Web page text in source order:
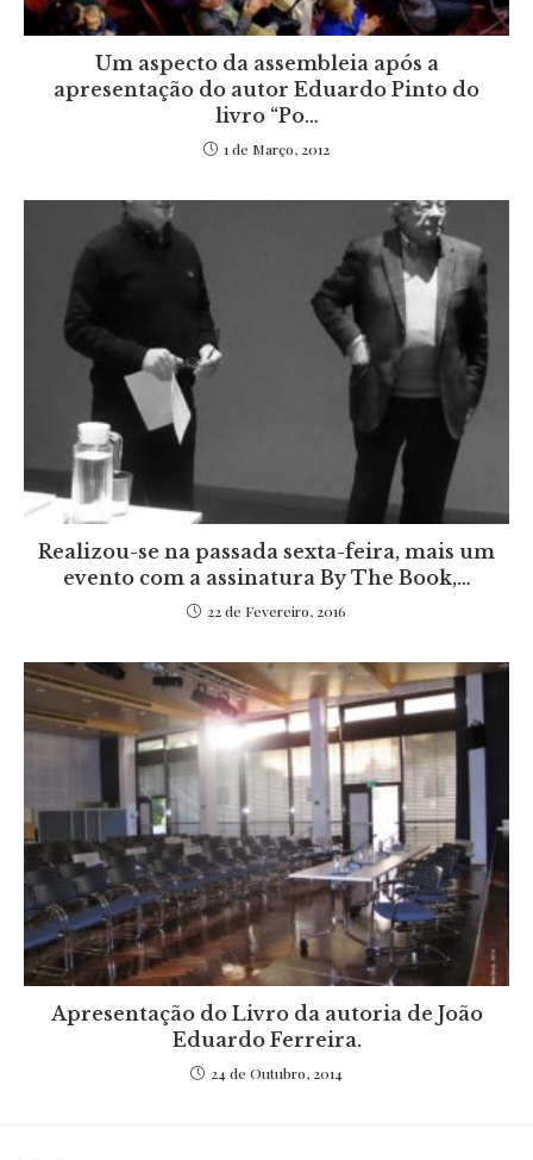
Um aspecto da assembleia após a
apresentação do autor Eduardo Pinto do
livro “Po…
1 de Março, 2012
Realizou-se na passada sexta-feira, mais um
evento com a assinatura By The Book,…
22 de Fevereiro, 2016
Apresentação do Livro da autoria de João
Eduardo Ferreira.
24 de Outubro, 2014